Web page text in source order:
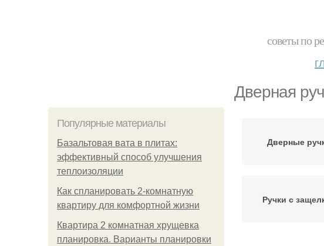
советы по
Дверная
Популярные материалы
Базальтовая вата в плитах:
эффективный способ улучшения
теплоизоляции
Как спланировать 2-комнатную
квартиру для комфортной жизни
Квартира 2 комнатная хрущевка
планировка. Варианты планировки
Дверные
Ручки с